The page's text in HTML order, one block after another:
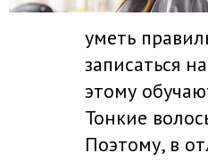
уметь
записаться на
этому
Тонкие
Поэтому, в